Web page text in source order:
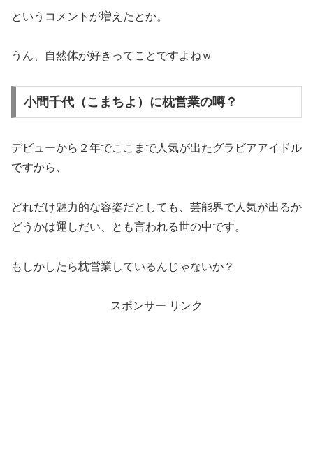
というコメントが増えたとか。
うん、自然体が好きってことですよねｗ
小間千代（こまちよ）に枕営業の噂？
デビューから２年でここまで人気が出たグラビアアイドル
ですから、
どれだけ魅力的な容姿だとしても、芸能界で人気が出るか
どうかは運しだい、とも言われる世の中です。
もしかしたら枕営業しているんじゃないか？
スポンサー リンク